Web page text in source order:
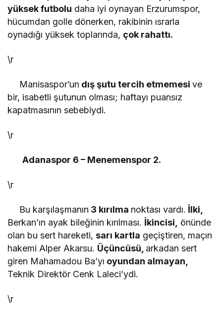
yüksek futbolu daha iyi oynayan Erzurumspor,
hücumdan golle dönerken, rakibinin ısrarla
oynadığı yüksek toplarında, çok rahattı.
\r
Manisaspor’un dış şutu tercih etmemesive
bir, isabetli şutunun olması; haftayı puansız
kapatmasının sebebiydi.
\r
Adanaspor 6 – Menemenspor 2.
\r
Bu karşılaşmanın 3 kırılma noktası vardı. İlki,
Berkan’ın ayak bileğinin kırılması. İkincisi,
önünde
olan bu sert hareketi,sarı kartla geçiştiren, maçın
hakemi Alper Akarsu. Üçüncüsü, arkadan sert
giren Mahamadou Ba’yı oyundan almayan,
Teknik Direktör Cenk Laleci’ydi.
\r